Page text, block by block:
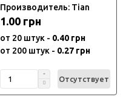
Производитель: Tian
1.00 грн
от 20 штук - 0.40 грн
от 200 штук - 0.27 грн
Отсутствует